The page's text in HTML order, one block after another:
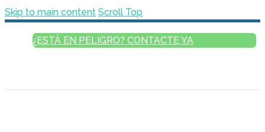
Skip to main content Scroll Top
¿ESTÁ EN PELIGRO? CONTACTE YA